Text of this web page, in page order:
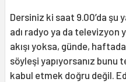
Dersiniz ki saat 9.00’da şu
adı radyo ya da televizyon
akışı yoksa, günde,
söyleşi yapıyorsanız bunu
kabul etmek doğru değil.